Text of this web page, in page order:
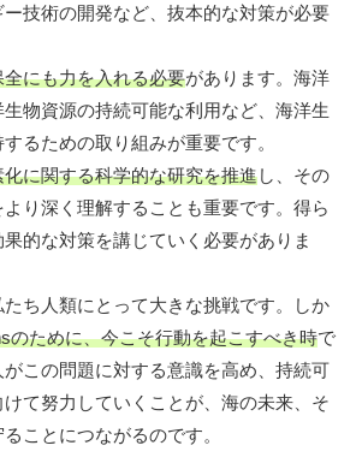
技術の開発など、抜本的な対策が必要
にも力を入れる必要があります。海洋
物資源の持続可能な利用など、海洋生
るための取り組みが重要です。
に関する科学的な研究を推進し、その
より深く理解することも重要です。得ら
的な対策を講じていく必要がありま
ち人類にとって大きな挑戦です。しか
のために、今こそ行動を起こすべき時で
この問題に対する意識を高め、持続可
て努力していくことが、海の未来、そ
ことにつながるのです。